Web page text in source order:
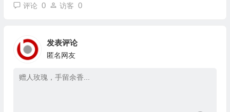
评论 0 访客 0
发表评论
匿名网友